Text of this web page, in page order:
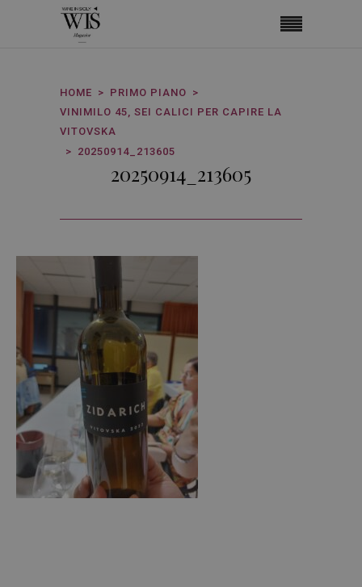
HOME
PRIMO PIANO
VINIMILO 45, SEI CALICI PER CAPIRE LA
VITOVSKA
20250914_213605
20250914_213605